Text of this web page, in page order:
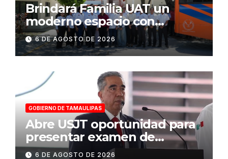
Brindará Familia UAT un
moderno espacio con
sentido humano en la nueva
sede del COMASS
6 DE AGOSTO DE 2026
GOBIERNO DE TAMAULIPAS
Abre USJT oportunidad para
presentar examen de
admisión, este sábado
6 DE AGOSTO DE 2026